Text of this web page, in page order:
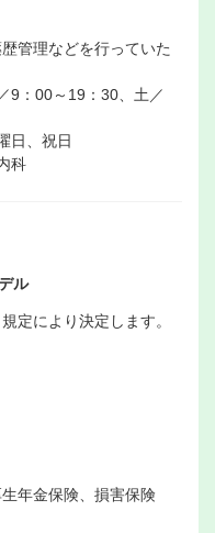
管理などを行っていた
9：00～19：30、土／
日、祝日
科
ル
定により決定します。
年金保険、損害保険